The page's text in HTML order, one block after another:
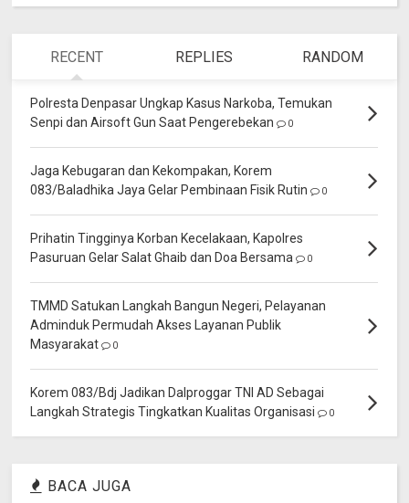
RECENT REPLIES RANDOM
Polresta Denpasar Ungkap Kasus Narkoba, Temukan
Senpi dan Airsoft Gun Saat Pengerebekan
0
Jaga Kebugaran dan Kekompakan, Korem
083/Baladhika Jaya Gelar Pembinaan Fisik Rutin
0
Prihatin Tingginya Korban Kecelakaan, Kapolres
Pasuruan Gelar Salat Ghaib dan Doa Bersama
0
TMMD Satukan Langkah Bangun Negeri, Pelayanan
Adminduk Permudah Akses Layanan Publik
Masyarakat
0
Korem 083/Bdj Jadikan Dalproggar TNI AD Sebagai
Langkah Strategis Tingkatkan Kualitas Organisasi
0
BACA JUGA